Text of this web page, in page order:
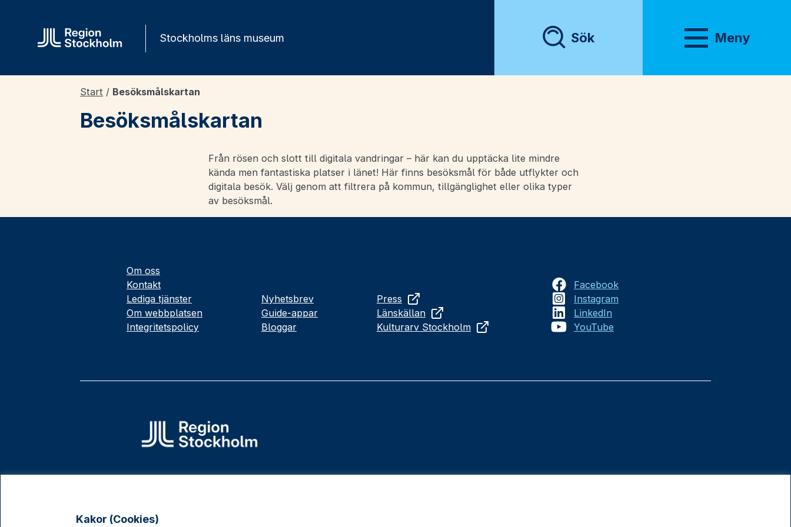
Kakor (Cookies)
Stockholms läns museum Sök Meny
Visa meny
Start / Besöksmålskartan
Besöksmålskartan
Från rösen och slott till digitala vandringar – här kan du upptäcka lite mindre
kända men fantastiska platser i länet! Här finns besöksmål för både utflykter och
digitala besök. Välj genom att filtrera på kommun, tillgänglighet eller olika typer
av besöksmål.
Om oss
Kontakt
Lediga tjänster
Om webbplatsen
Integritetspolicy
Nyhetsbrev
Guide-appar
Bloggar
Press
Länskällan
Kulturarv Stockholm
Facebook
Instagram
LinkedIn
YouTube